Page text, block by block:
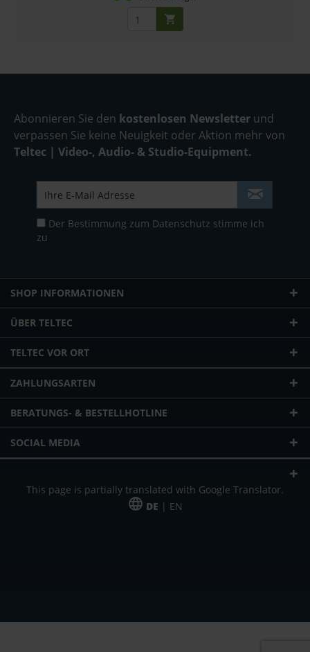
Abonnieren Sie den kostenlosen Newsletter und
verpassen Sie keine Neuigkeit oder Aktion mehr von
Teltec | Video-, Audio- & Studio-Equipment.
Der Bestimmung zum Datenschutz stimme ich
zu
SHOP INFORMATIONEN
ÜBER TELTEC
TELTEC VOR ORT
ZAHLUNGSARTEN
BERATUNGS- & BESTELLHOTLINE
SOCIAL MEDIA
This page is partially translated with Google Translator.
DE | EN